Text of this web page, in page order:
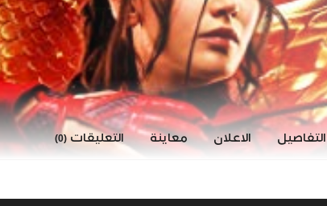
التفاصيل الاعلان معاينة التعليقات (0)